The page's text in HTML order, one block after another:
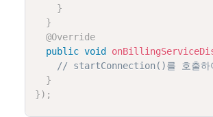
}
}
@Override
public void
// startConnection()를 호출하
}
}) ;